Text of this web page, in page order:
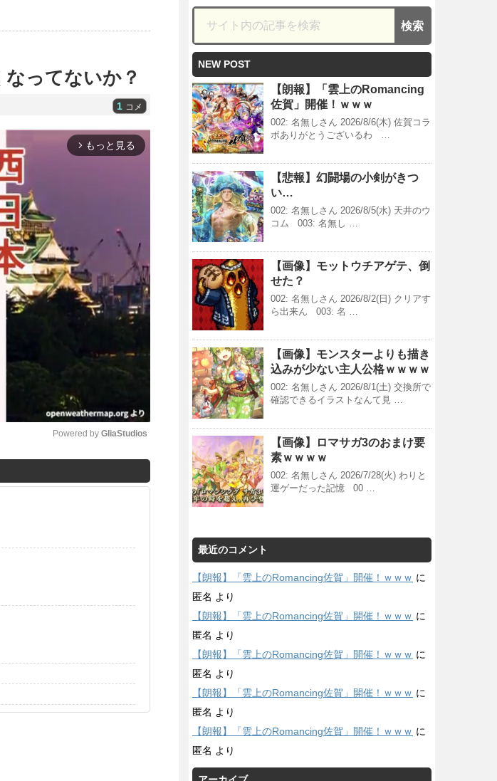
なってないか？
1 コメ
arrow_forward_ios もっと見る
Powered by GliaStudios
NEW POST
【朗報】「雲上のRomancing
佐賀」開催！ｗｗｗ
002: 名無しさん 2026/8/6(木) 佐賀コラ
ボありがとうございるわ …
【悲報】幻闘場の小剣がきつ
い…
002: 名無しさん 2026/8/5(水) 天井のウ
コム 003: 名無し …
【画像】モットウチアゲテ、倒
せた？
002: 名無しさん 2026/8/2(日) クリアす
ら出来ん 003: 名 …
【画像】モンスターよりも描き
込みが少ない主人公格ｗｗｗｗ
002: 名無しさん 2026/8/1(土) 交換所で
確認できるイラストなんて見 …
【画像】ロマサガ3のおまけ要
素ｗｗｗｗ
002: 名無しさん 2026/7/28(火) わりと
運ゲーだった記憶 00 …
最近のコメント
【朗報】「雲上のRomancing佐賀」開催！ｗｗｗ に
匿名 より
【朗報】「雲上のRomancing佐賀」開催！ｗｗｗ に
匿名 より
【朗報】「雲上のRomancing佐賀」開催！ｗｗｗ に
匿名 より
【朗報】「雲上のRomancing佐賀」開催！ｗｗｗ に
匿名 より
【朗報】「雲上のRomancing佐賀」開催！ｗｗｗ に
匿名 より